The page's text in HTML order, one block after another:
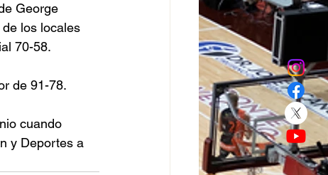
George
los locales
70-58.
de 91-78.
cuando
y Deportes a